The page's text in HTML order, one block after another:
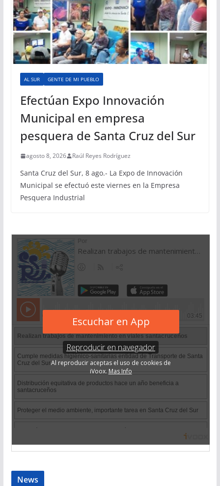
AL SUR GENTE DE MI PUEBLO
Efectúan Expo Innovación
Municipal en empresa
pesquera de Santa Cruz del Sur
agosto 8, 2026 Raúl Reyes Rodríguez
Santa Cruz del Sur, 8 ago.- La Expo de Innovación
Municipal se efectuó este viernes en la Empresa
Pesquera Industrial
News